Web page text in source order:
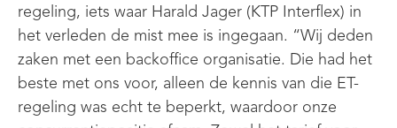
regeling, iets waar Harald Jager (KTP Interflex) in
het verleden de mist mee is ingegaan. “Wij deden
zaken met een backoffice organisatie. Die had het
beste met ons voor, alleen de kennis van die ET-
regeling was echt te beperkt, waardoor onze